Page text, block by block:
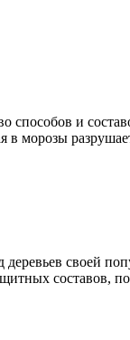
способов и
в морозы
своей
составов,